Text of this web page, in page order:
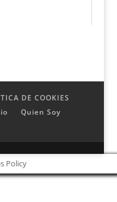
DE COOKIES
Quien Soy
Policy